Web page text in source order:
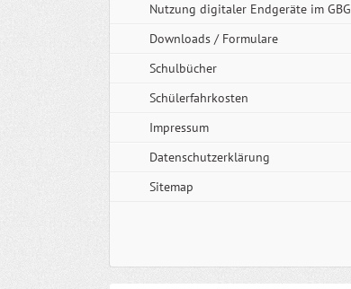
Nutzung digitaler Endgeräte im GBG
Downloads / Formulare
Schulbücher
Schülerfahrkosten
Impressum
Datenschutzerklärung
Sitemap